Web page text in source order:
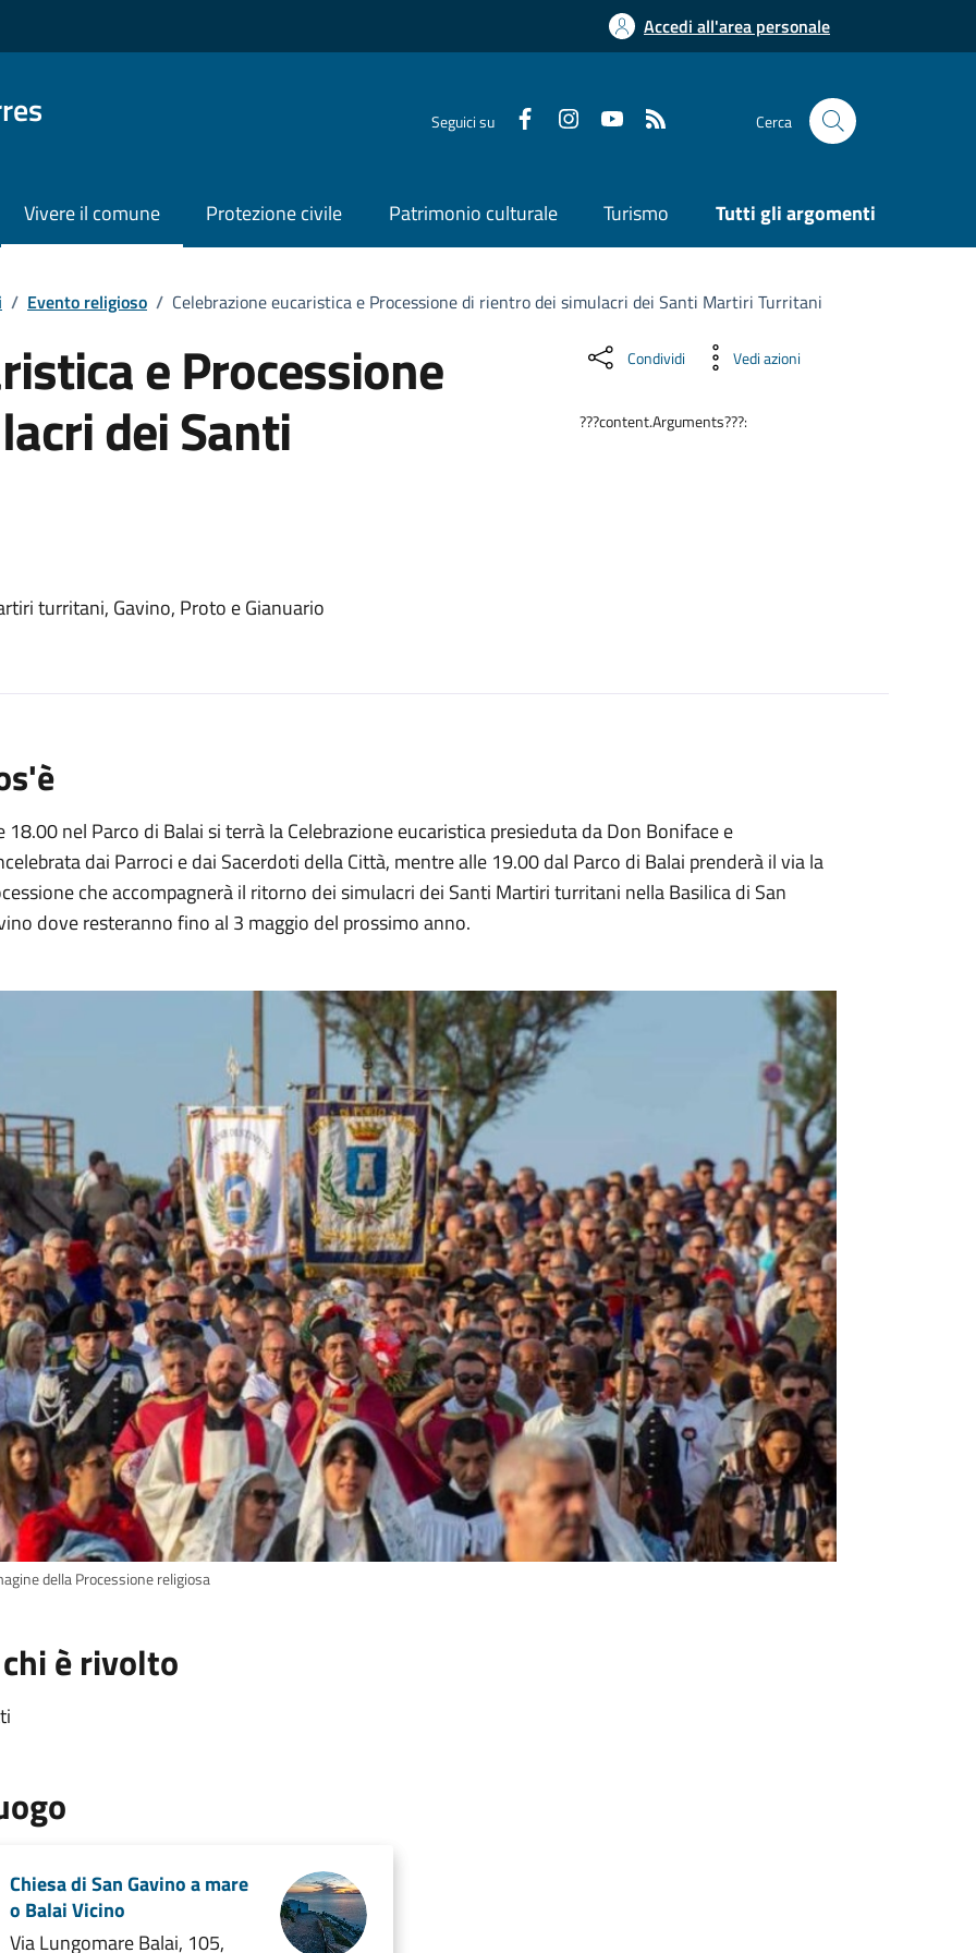
Accedi all'area personale
Seguici su Cerca
Vivere il comune Protezione civile Patrimonio culturale Turismo Tutti gli argomenti
/ Evento religioso / Celebrazione eucaristica e Processione di rientro dei simulacri dei Santi Martiri Turritani
e Processione
dei Santi
turritani, Gavino, Proto e Gianuario
Condividi Vedi azioni
???content.Arguments???:
18.00 nel Parco di Balai si terrà la Celebrazione eucaristica presieduta da Don Boniface e
dai Parroci e dai Sacerdoti della Città, mentre alle 19.00 dal Parco di Balai prenderà il via la
che accompagnerà il ritorno dei simulacri dei Santi Martiri turritani nella Basilica di San
dove resteranno fino al 3 maggio del prossimo anno.
della Processione religiosa
è rivolto
Chiesa di San Gavino a mare
o Balai Vicino
Via Lungomare Balai, 105,